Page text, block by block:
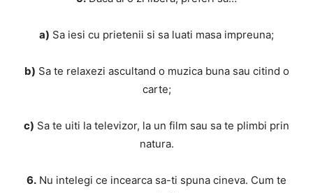
a) Sa iesi cu prietenii si sa luati masa impreuna;
b) Sa te relaxezi ascultand o muzica buna sau citind o
carte;
c) Sa te uiti la televizor, la un film sau sa te plimbi prin
natura.
6. Nu intelegi ce incearca sa-ti spuna cineva. Cum te